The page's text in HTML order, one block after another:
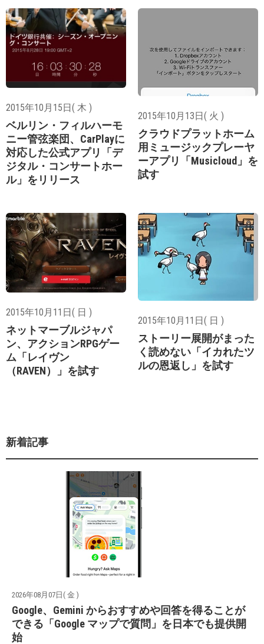
2015年10月15日( 木 )
ベルリン・フィルハーモ
ニー管弦楽団、CarPlayに
対応した公式アプリ「デ
ジタル・コンサートホー
ル」をリリース
2015年10月13日( 火 )
クラウドプラットホーム
用ミュージックプレーヤ
ーアプリ「Musicloud」を
試す
2015年10月11日( 日 )
ネットマーブルジャパ
ン、アクションRPGゲー
ム「レイヴン
（RAVEN）」を試す
2015年10月11日( 日 )
ストーリー展開がまった
く読めない「イカれたツ
ルの恩返し」を試す
新着記事
2026年08月07日( 金 )
Google、Gemini からおすすめや回答を得ることが
できる「Google マップで質問」を日本でも提供開
始